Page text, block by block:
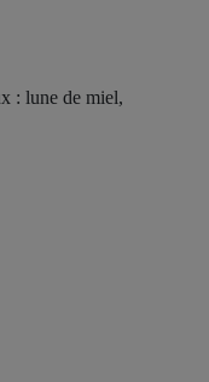
: lune de miel,